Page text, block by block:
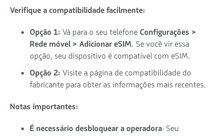
Verifique a compatibilidade facilmente:
Opção 1: Vá para o seu telefoneConfigurações >
Rede móvel > Adicionar eSIM. Se você vir essa
opção, seu dispositivo é compatível com eSIM.
Opção 2: Visite a página de compatibilidade do
fabricante para obter as informações mais recentes.
Notas importantes:
É necessário desbloquear a operadora: Seu